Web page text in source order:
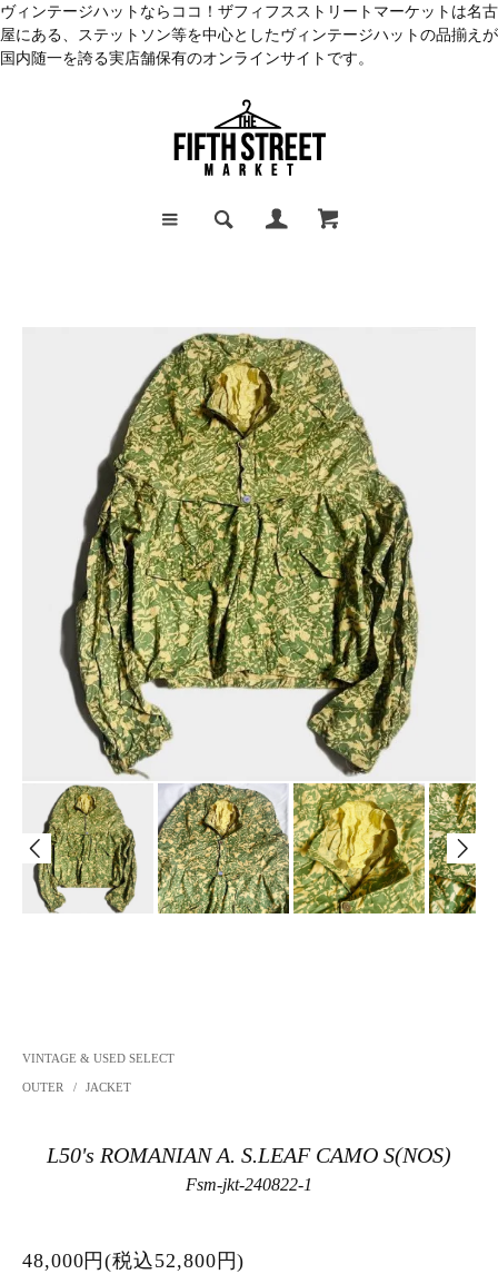
ヴィンテージハットならココ！ザフィフスストリートマーケットは名古
屋にある、ステットソン等を中心としたヴィンテージハットの品揃えが
国内随一を誇る実店舗保有のオンラインサイトです。
VINTAGE & USED SELECT
OUTER / JACKET
L50's ROMANIAN A. S.LEAF CAMO S(NOS)
Fsm-jkt-240822-1
48,000円(税込52,800円)